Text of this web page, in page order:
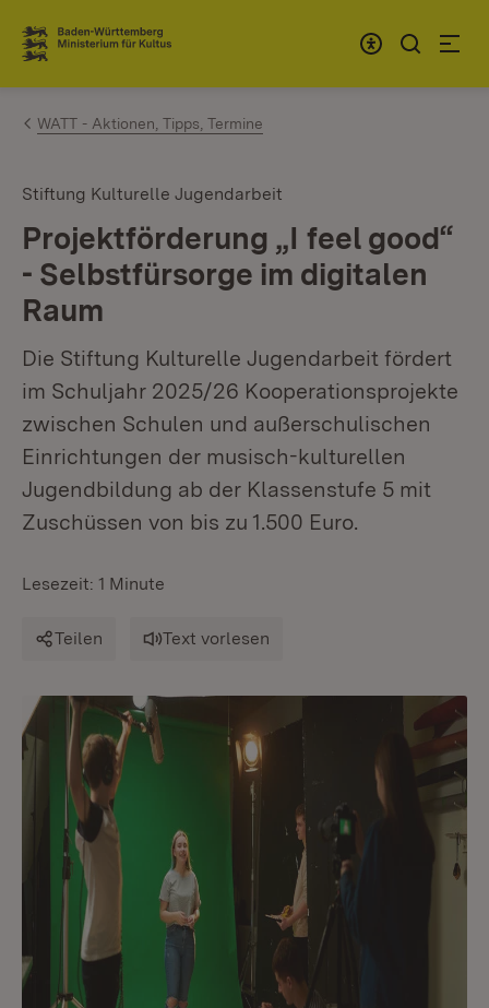
Zum Inhalt springen
Link zur Startseite
WATT - Aktionen, Tipps, Termine
Stiftung Kulturelle Jugendarbeit
Projektförderung „I feel good“
- Selbstfürsorge im digitalen
Raum
Die Stiftung Kulturelle Jugendarbeit fördert
im Schuljahr 2025/26 Kooperationsprojekte
zwischen Schulen und außerschulischen
Einrichtungen der musisch-kulturellen
Jugendbildung ab der Klassenstufe 5 mit
Zuschüssen von bis zu 1.500 Euro.
Lesezeit: 1 Minute
Teilen Text vorlesen